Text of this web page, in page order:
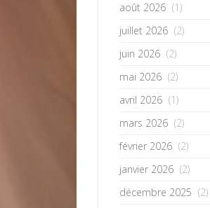
août 2026 (1)
juillet 2026 (2)
juin 2026 (2)
mai 2026 (2)
avril 2026 (1)
mars 2026 (2)
février 2026 (2)
janvier 2026 (2)
décembre 2025 (2)